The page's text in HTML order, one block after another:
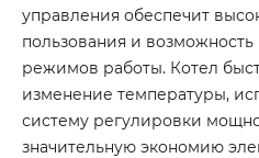
управления обеспечит
пользования и
режимов работы. Котел
изменение температуры,
систему регулировки
значительную экономию